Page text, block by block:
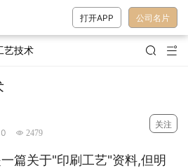
打开APP 公司名片
艺技术  
 2479
关注
篇关于"印刷工艺"资料,但明